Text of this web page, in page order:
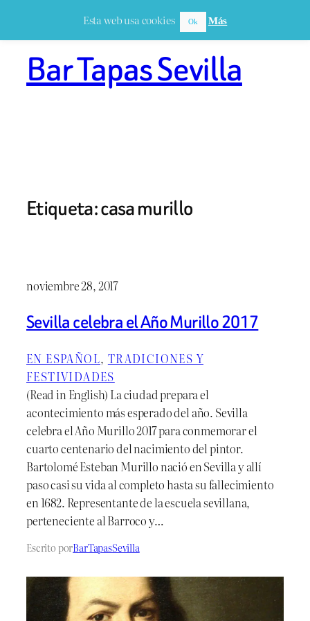
Bar Tapas Sevilla
Etiqueta:casa murillo
noviembre 28, 2017
Sevilla celebra el Año Murillo 2017
EN ESPAÑOL, TRADICIONES Y
FESTIVIDADES
(Read in English) La ciudad prepara el
acontecimiento más esperado del año. Sevilla
celebra el Año Murillo 2017 para conmemorar el
cuarto centenario del nacimiento del pintor.
Bartolomé Esteban Murillo nació en Sevilla y allí
paso casi su vida al completo hasta su fallecimiento
en 1682. Representante de la escuela sevillana,
perteneciente al Barroco y…
Escrito porBarTapasSevilla
Esta web usa cookies Ok Más